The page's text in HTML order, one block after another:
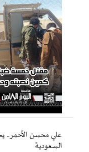
علي محسن الأحمر..
السعودية